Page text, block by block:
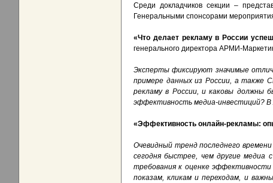
Среди докладчиков секции –
Генеральными спонсорами
«Что делает рекламу в России
генерального директора АРМИ-
Эксперты фиксируют значимые
примере данных из России, а также
рекламу в России, и каковы должны
эффективность медиа-инвестиций? В
«Эффективность онлайн-рекламы:
Очевидный тренд последнего
сегодня быстрее, чем другие
требования к оценке
показам, кликам и переходам, и